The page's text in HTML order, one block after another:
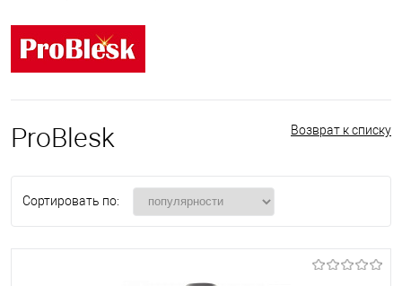
Возврат к списку
ProBlesk
Сортировать по: